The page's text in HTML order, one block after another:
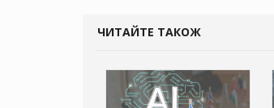
ЧИТАЙТЕ ТАКОЖ